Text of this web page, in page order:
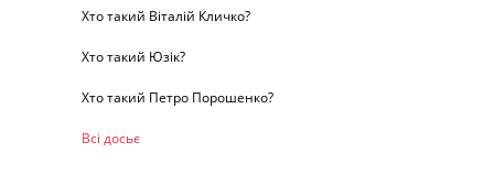
Хто такий Віталій Кличко?
Хто такий Юзік?
Хто такий Петро Порошенко?
Всі досьє